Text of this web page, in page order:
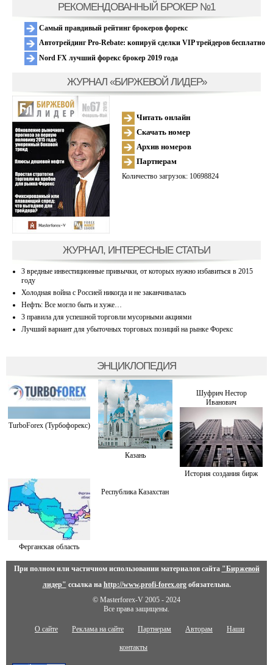
РЕКОМЕНДОВАННЫЙ БРОКЕР №1
Самый правдивый рейтинг брокеров форекс
Автотрейдинг Pro-Rebate: копируй сделки VIP трейдеров бесплатно
Nord FX лучший форекс брокер 2019 года
ЖУРНАЛ «БИРЖЕВОЙ ЛИДЕР»
Читать онлайн
Скачать номер
Архив номеров
Партнерам
Количество загрузок: 10698824
ЖУРНАЛ, ИНТЕРЕСНЫЕ СТАТЬИ
3 вредные инвестиционные привычки, от которых нужно избавиться в 2015
году
Холодная война с Россией никогда и не заканчивалась
Нефть: Все могло быть и хуже…
3 правила для успешной торговли мусорными акциями
Лучший вариант для убыточных торговых позиций на рынке Форекс
ЭНЦИКЛОПЕДИЯ
TurboForex (Турбофорекс)
Казань
Шуфрич Нестор
Иванович
История создания бирж
Ферганская область
Республика Казахстан
При полном или частичном использовании материалов сайта "Биржевой
лидер" ссылка на http://www.profi-forex.orgобязательна.
© Masterforex-V 2005 - 2024
Все права защищены.
О сайте Реклама на сайте Партнерам Авторам Наши
контакты